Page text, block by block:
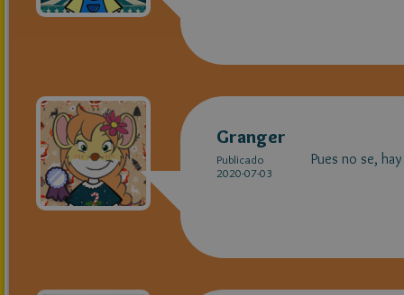
Granger
Publicado
2020-07-03
Pues no se,